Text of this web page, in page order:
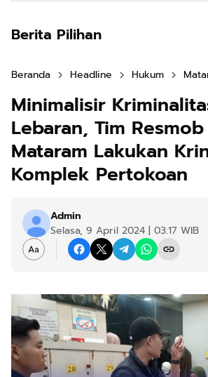
Berita Pilihan
Beranda Headline Hukum
Minimalisir
Lebaran, Tim
Mataram Lakukan
Komplek Pertokoan
Admin
Selasa, 9 April 2024 | 03:17 WIB